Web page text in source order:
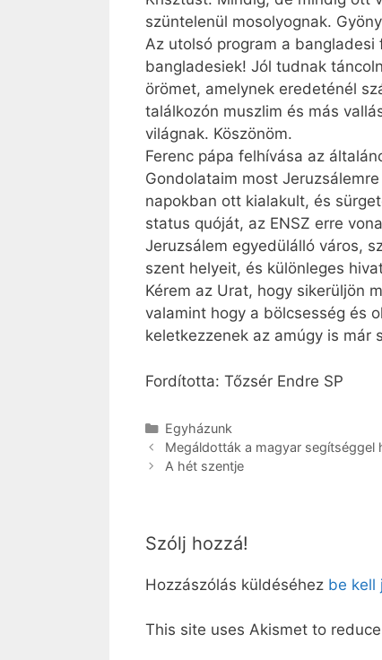
szüntelenül mosolyognak.
Az utolsó program a
bangladesiek! Jól tudnak
örömet, amelynek eredeténél
találkozón muszlim és más
világnak. Köszönöm.
Ferenc pápa felhívása az
Gondolataim most
napokban ott kialakult, és
status quóját, az ENSZ erre
Jeruzsálem egyedülálló város,
szent helyeit, és különleges
Kérem az Urat, hogy sikerüljön
valamint hogy a bölcsesség és
keletkezzenek az amúgy is már
Fordította: Tőzsér Endre SP
Kategória
Egyházunk
Megáldották a magyar
A hét szentje
Szólj hozzá!
Hozzászólás küldéséhez be kell
This site uses Akismet to